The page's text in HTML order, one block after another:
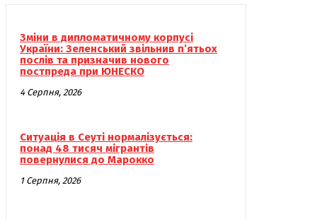
Зміни в дипломатичному корпусі
України: Зеленський звільнив п’ятьох
послів та призначив нового
постпреда при ЮНЕСКО
4 Серпня, 2026
Ситуація в Сеуті нормалізується:
понад 48 тисяч мігрантів
повернулися до Марокко
1 Серпня, 2026